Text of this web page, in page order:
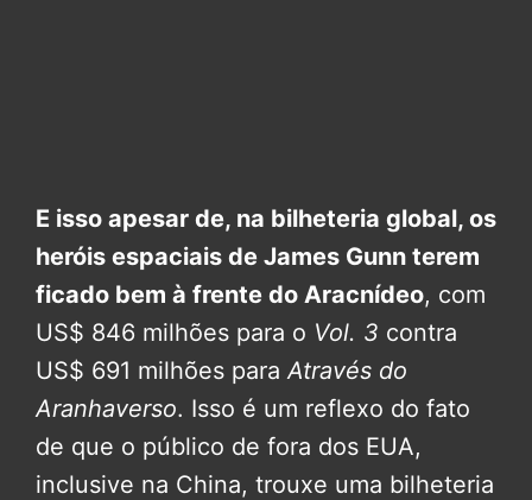
E isso apesar de, na bilheteria global, os
heróis espaciais de James Gunn terem
ficado bem à frente do Aracnídeo, com
US$ 846 milhões para o Vol. 3 contra
US$ 691 milhões paraAtravés do
Aranhaverso. Isso é um reflexo do fato
de que o público de fora dos EUA,
inclusive na China, trouxe uma bilheteria